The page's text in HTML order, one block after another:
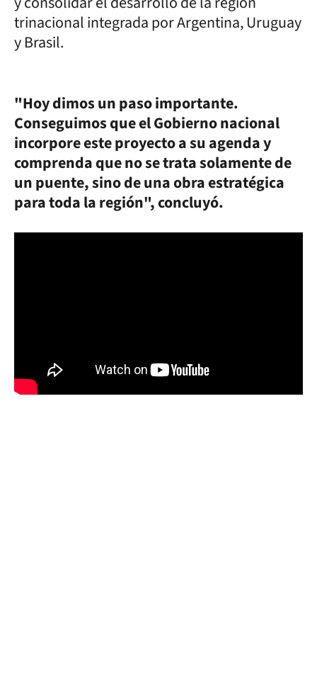
trinacional integrada por Argentina, Uruguay
y Brasil.
"Hoy dimos un paso importante.
Conseguimos que el Gobierno nacional
incorpore este proyecto a su agenda y
comprenda que no se trata solamente de
un puente, sino de una obra estratégica
para toda la región", concluyó.